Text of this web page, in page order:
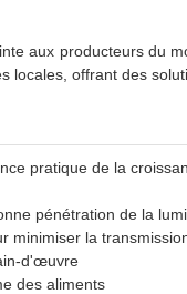
aux producteurs du
offrant des
pratique de la
pénétration de la
minimiser la
d'œuvre
des aliments